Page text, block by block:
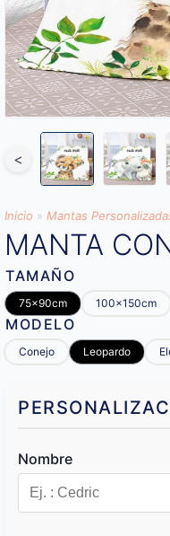
<
Inicio » Mantas
MANTA
TAMAÑO
75x90cm 100x150cm
MODELO
Conejo Leopardo
Nombre